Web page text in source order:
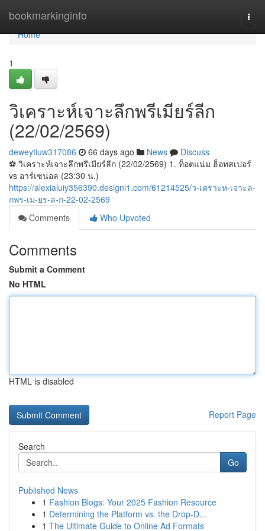
bookmarkinginfo
Home
Home
1
วิเคราะห์เจาะลึกพรีเมียร์ลีก
(22/02/2569)
deweytiuw317086 66 days ago News
Discuss
⚽️ วิเคราะห์เจาะลึกพรีเมียร์ลีก (22/02/2569) 1. ท็อตแน่ม ฮ็อทสเปอร์
vs อาร์เซน่อล (23:30 น.)
https://alexialuiy356390.designi1.com/61214525/ว-เคราะห-เจาะล-
กพร-เม-ยร-ล-ก-22-02-2569
Comments
Who Upvoted
Comments
Submit a Comment
No HTML
HTML is disabled
Report Page
Search
Go
Published News
1 Fashion Blogs: Your 2025 Fashion Resource
1 Determining the Platform vs. the Drop-D...
1 The Ultimate Guide to Online Ad Formats